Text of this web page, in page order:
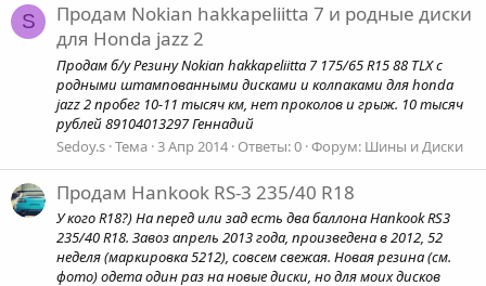
S
Продам Nokian hakkapeliitta 7 и родные диски
для Honda jazz 2
Продам б/у Резину Nokian hakkapeliitta 7 175/65 R15 88 TLX с
родными штампованными дисками и колпаками для honda
jazz 2 пробег 10-11 тысяч км, нет проколов и грыж. 10 тысяч
рублей 89104013297 Геннадий
Sedoy.s Тема 3 Апр 2014 Ответы: 0 Форум: Шины и Диски
Продам Hankook RS-3 235/40 R18
У кого R18?) На перед или зад есть два баллона Hankook RS3
235/40 R18. Завоз апрель 2013 года, произведена в 2012, 52
неделя (маркировка 5212), совсем свежая. Новая резина (см.
фото) одета один раз на новые диски, но для моих дисков